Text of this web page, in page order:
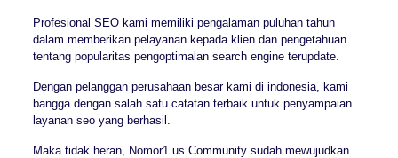
Profesional SEO kami memiliki pengalaman puluhan tahun
dalam memberikan pelayanan kepada klien dan pengetahuan
tentang popularitas pengoptimalan search engine terupdate.
Dengan pelanggan perusahaan besar kami di indonesia, kami
bangga dengan salah satu catatan terbaik untuk penyampaian
layanan seo yang berhasil.
Maka tidak heran, Nomor1.us Community sudah mewujudkan